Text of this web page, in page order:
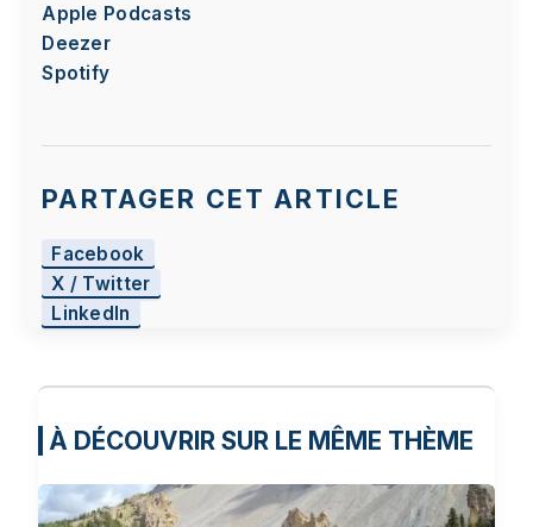
Apple Podcasts
Deezer
Spotify
PARTAGER CET ARTICLE
Facebook
X / Twitter
LinkedIn
À DÉCOUVRIR SUR LE MÊME THÈME